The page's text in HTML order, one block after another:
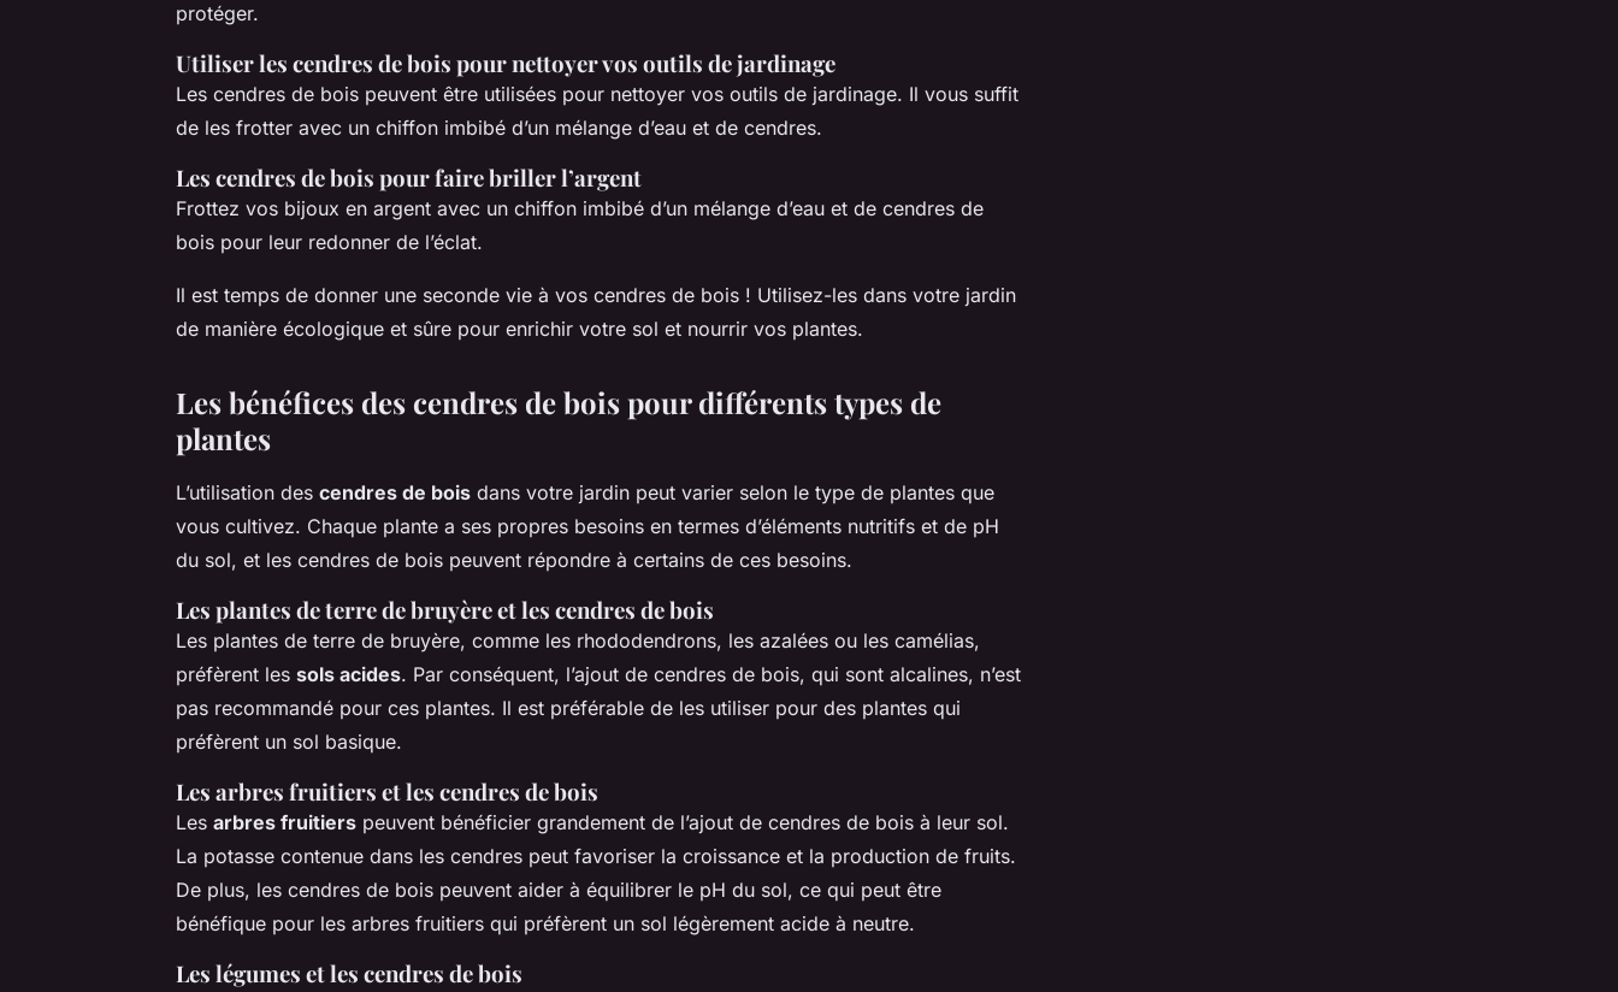
protéger.
Utiliser les cendres de bois pour nettoyer vos outils de jardinage
Les cendres de bois peuvent être utilisées pour nettoyer vos outils de jardinage. Il vous suffit
de les frotter avec un chiffon imbibé d’un mélange d’eau et de cendres.
Les cendres de bois pour faire briller l’argent
Frottez vos bijoux en argent avec un chiffon imbibé d’un mélange d’eau et de cendres de
bois pour leur redonner de l’éclat.
Il est temps de donner une seconde vie à vos cendres de bois ! Utilisez-les dans votre jardin
de manière écologique et sûre pour enrichir votre sol et nourrir vos plantes.
Les bénéfices des cendres de bois pour différents types de
plantes
L’utilisation des cendres de bois dans votre jardin peut varier selon le type de plantes que
vous cultivez. Chaque plante a ses propres besoins en termes d’éléments nutritifs et de pH
du sol, et les cendres de bois peuvent répondre à certains de ces besoins.
Les plantes de terre de bruyère et les cendres de bois
Les plantes de terre de bruyère, comme les rhododendrons, les azalées ou les camélias,
préfèrent les sols acides. Par conséquent, l’ajout de cendres de bois, qui sont alcalines, n’est
pas recommandé pour ces plantes. Il est préférable de les utiliser pour des plantes qui
préfèrent un sol basique.
Les arbres fruitiers et les cendres de bois
Les arbres fruitiers peuvent bénéficier grandement de l’ajout de cendres de bois à leur sol.
La potasse contenue dans les cendres peut favoriser la croissance et la production de fruits.
De plus, les cendres de bois peuvent aider à équilibrer le pH du sol, ce qui peut être
bénéfique pour les arbres fruitiers qui préfèrent un sol légèrement acide à neutre.
Les légumes et les cendres de bois